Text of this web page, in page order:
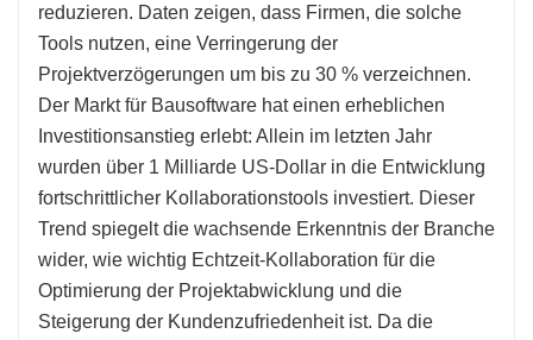
reduzieren. Daten zeigen, dass Firmen, die solche
Tools nutzen, eine Verringerung der
Projektverzögerungen um bis zu 30 % verzeichnen.
Der Markt für Bausoftware hat einen erheblichen
Investitionsanstieg erlebt: Allein im letzten Jahr
wurden über 1 Milliarde US-Dollar in die Entwicklung
fortschrittlicher Kollaborationstools investiert. Dieser
Trend spiegelt die wachsende Erkenntnis der Branche
wider, wie wichtig Echtzeit-Kollaboration für die
Optimierung der Projektabwicklung und die
Steigerung der Kundenzufriedenheit ist. Da die